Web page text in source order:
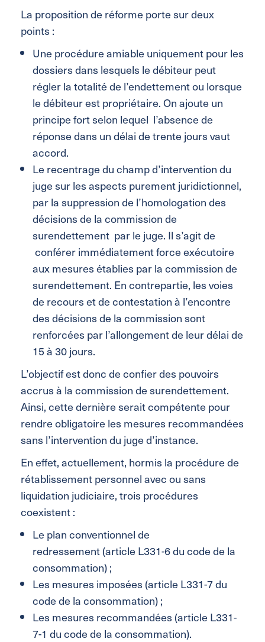
La proposition de réforme porte sur deux
points :
Une procédure amiable uniquement pour les
dossiers dans lesquels le débiteur peut
régler la totalité de l’endettement ou lorsque
le débiteur est propriétaire. On ajoute un
principe fort selon lequel l’absence de
réponse dans un délai de trente jours vaut
accord.
Le recentrage du champ d’intervention du
juge sur les aspects purement juridictionnel,
par la suppression de l’homologation des
décisions de la commission de
surendettement par le juge. Il s’agit de
conférer immédiatement force exécutoire
aux mesures établies par la commission de
surendettement. En contrepartie, les voies
de recours et de contestation à l’encontre
des décisions de la commission sont
renforcées par l’allongement de leur délai de
15 à 30 jours.
L’objectif est donc de confier des pouvoirs
accrus à la commission de surendettement.
Ainsi, cette dernière serait compétente pour
rendre obligatoire les mesures recommandées
sans l’intervention du juge d’instance.
En effet, actuellement, hormis la procédure de
rétablissement personnel avec ou sans
liquidation judiciaire, trois procédures
coexistent :
Le plan conventionnel de
redressement (article L331-6 du code de la
consommation) ;
Les mesures imposées (article L331-7 du
code de la consommation) ;
Les mesures recommandées (article L331-
7-1 du code de la consommation).